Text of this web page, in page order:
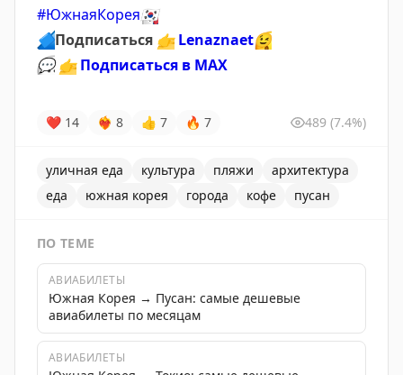
#ЮжнаяКорея🇰🇷
🔷Подписаться 👉 Lenaznaet😉
💬 👉 Подписаться в MAX
❤ 14 ❤‍🔥 8 👍 7 🔥 7 489 (7.4%)
уличная еда культура пляжи
архитектура
еда
южная корея города кофе пусан
ПО ТЕМЕ
АВИАБИЛЕТЫ
Южная Корея → Пусан: самые дешевые
авиабилеты по месяцам
АВИАБИЛЕТЫ